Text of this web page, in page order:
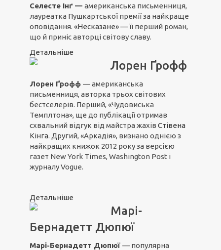
Селесте Інґ — американська письменниця,
лауреатка Пушкартської премії за найкраще
оповідання. «Несказане»— її перший роман,
що й приніс авторці світову славу.
Детальніше
Лорен Ґрофф
Лорен Ґрофф — американська
письменниця, авторка трьох світових
бестселерів. Перший, «Чудовиська
Темплтона», ще до публікації отримав
схвальний відгук від майстра жахів Стівена
Кінга. Другий, «Аркадія», визнано однією з
найкращих книжок 2012 року за версією
газет New York Times, Washington Post і
журналу Vogue.
Детальніше
Марі-
Бернадетт Дюпюї
Марі-Бернадетт Дюпюї — популярна